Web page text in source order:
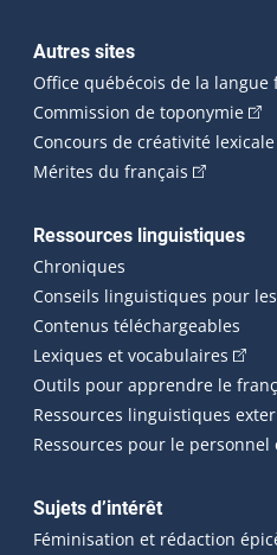
Autres sites
Office québécois de la langue
Commission de toponymie
Concours de créativité lexicale
Mérites du français (Cet
Ressources linguistiques
Chroniques
Conseils linguistiques pour
Contenus téléchargeables
Lexiques et vocabulaires (Cet
Outils pour apprendre le
Ressources linguistiques
Ressources pour le personnel
Sujets d’intérêt
Féminisation et rédaction